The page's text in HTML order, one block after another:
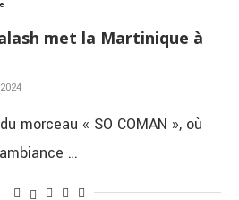
met la Martinique à
morceau « SO COMAN », où
…